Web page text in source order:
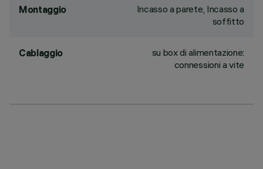
Montaggio
Incasso a parete, Incasso a
soffitto
Cablaggio
su box di alimentazione:
connessioni a vite